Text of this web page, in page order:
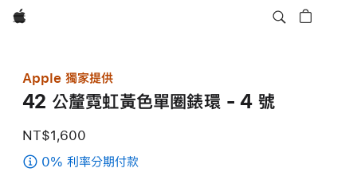
Apple
Apple 獨家提供
42 公釐霓虹黃色單圈錶環 - 4 號
NT$1,600
0% 利率分期付款